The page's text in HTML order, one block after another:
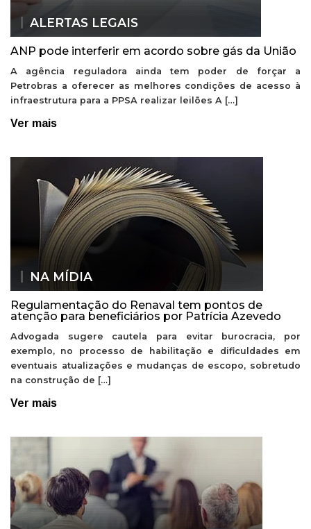
ALERTAS LEGAIS
ANP pode interferir em acordo sobre gás da União
A agência reguladora ainda tem poder de forçar a
Petrobras a oferecer as melhores condições de acesso à
infraestrutura para a PPSA realizar leilões A […]
Ver mais
NA MÍDIA
Regulamentação do Renaval tem pontos de
atenção para beneficiários por Patrícia Azevedo
Advogada sugere cautela para evitar burocracia, por
exemplo, no processo de habilitação e dificuldades em
eventuais atualizações e mudanças de escopo, sobretudo
na construção de […]
Ver mais